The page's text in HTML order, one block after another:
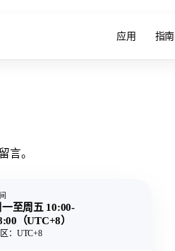
应用 指南
言。
一至周五 10:00-
（UTC+8）
：UTC+8